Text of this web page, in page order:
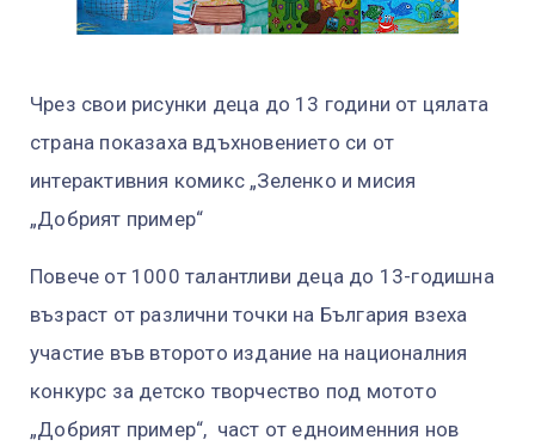
Чрез свои рисунки деца до 13 години от цялата
страна показаха вдъхновението си от
интерактивния комикс „Зеленко и мисия
„Добрият пример“
Повече от 1000 талантливи деца до 13-годишна
възраст от различни точки на България взеха
участие във второто издание на националния
конкурс за детско творчество под мотото
„Добрият пример“, част от едноименния нов